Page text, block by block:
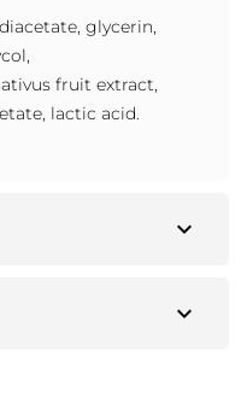
glycerin,
fruit extract,
lactic acid.
expand_more
expand_more